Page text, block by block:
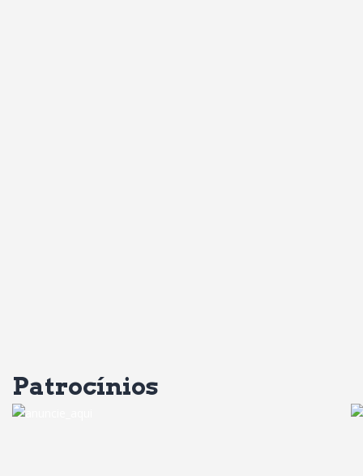
Patrocínios